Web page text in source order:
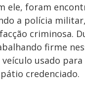
ele, foram
a polícia
criminosa.
firme
usado
credenciado.